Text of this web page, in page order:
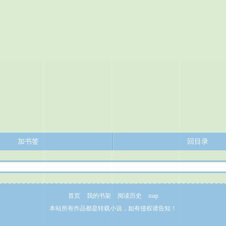
加书签 回目录
首页 我的书架 阅读历史
map
本站所有作品都是转载小说，如有侵权请告知！